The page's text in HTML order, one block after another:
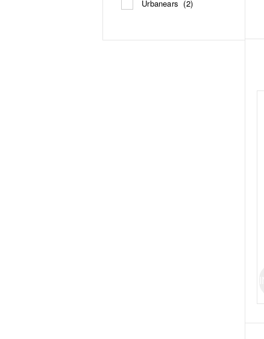
Urbanears (2)